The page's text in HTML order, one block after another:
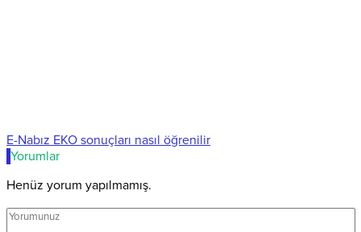
E-Nabız EKO sonuçları nasıl öğrenilir
Yorumlar
Henüz yorum yapılmamış.